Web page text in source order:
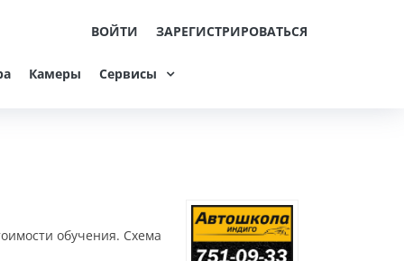
ВОЙТИ ЗАРЕГИСТРИРОВАТЬСЯ
Камеры Сервисы
обучения. Схема